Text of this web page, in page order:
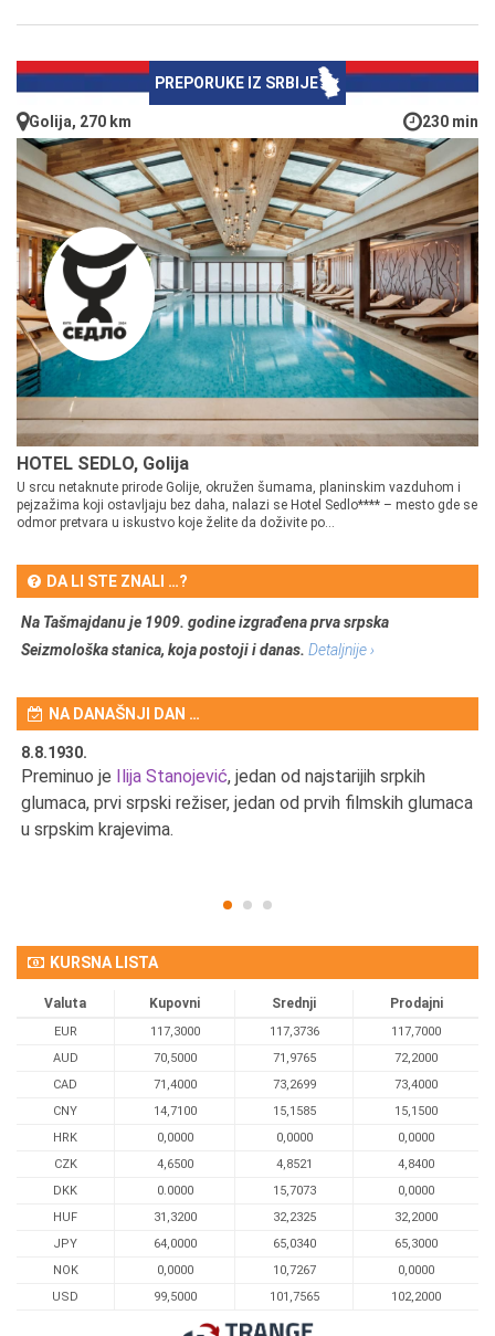
PREPORUKE IZ SRBIJE
Golija, 270 km 230 min
HOTEL SEDLO, Golija
U srcu netaknute prirode Golije, okružen šumama, planinskim vazduhom i
pejzažima koji ostavljaju bez daha, nalazi se Hotel Sedlo**** – mesto gde se
odmor pretvara u iskustvo koje želite da doživite po...
DA LI STE ZNALI …?
Na Tašmajdanu je 1909. godine izgrađena prva srpska
Seizmološka stanica, koja postoji i danas. Detaljnije ›
NA DANAŠNJI DAN …
8.8.1930.
Preminuo je Ilija Stanojević, jedan od najstarijih srpkih
glumaca, prvi srpski režiser, jedan od prvih filmskih glumaca
u srpskim krajevima.
KURSNA LISTA
Valuta Kupovni Srednji Prodajni
EUR 117,3000 117,3736
117,7000
AUD
70,5000 71,9765
72,2000
CAD
71,4000 73,2699
73,4000
CNY
14,7100 15,1585
15,1500
HRK
0,0000 0,0000
0,0000
CZK
4,6500 4,8521
4,8400
DKK
0.0000 15,7073
0,0000
HUF
31,3200 32,2325
32,2000
JPY
64,0000 65,0340
65,3000
NOK
0,0000 10,7267
0,0000
USD
99,5000 101,7565 102,2000